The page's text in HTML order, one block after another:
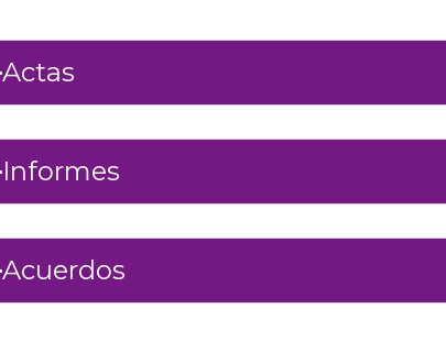
Actas
Informes
Acuerdos